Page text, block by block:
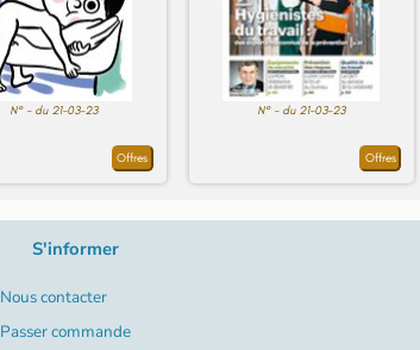
N° - du 21-03-23
Offres
N° - du 21-03-23
Offres
S'informer
Nous contacter
Passer commande